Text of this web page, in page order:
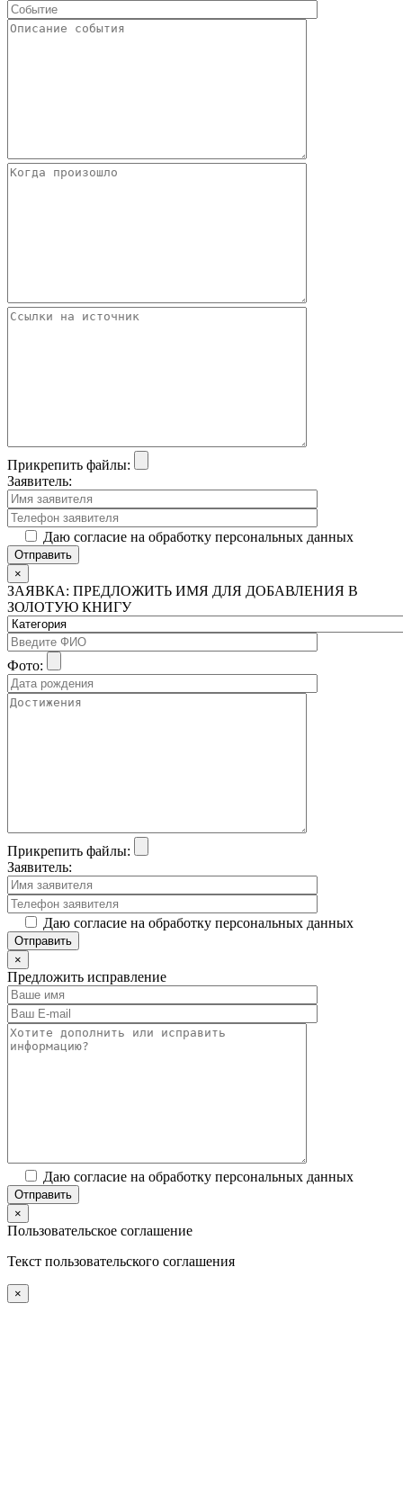
Прикрепить файлы:
Заявитель:
Даю согласие на обработку персональных данных
×
ЗАЯВКА: ПРЕДЛОЖИТЬ ИМЯ ДЛЯ ДОБАВЛЕНИЯ В
ЗОЛОТУЮ КНИГУ
Фото:
Прикрепить файлы:
Заявитель:
Даю согласие на обработку персональных данных
×
Предложить исправление
Даю согласие на обработку персональных данных
×
Пользовательское соглашение
Текст пользовательского соглашения
×